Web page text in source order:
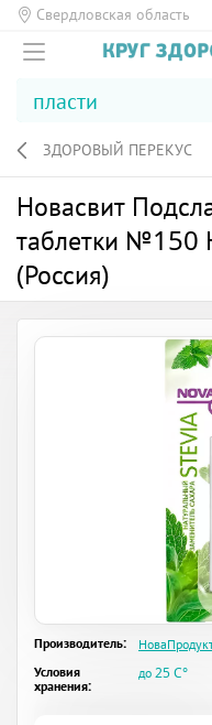
Свердловская область
ЗДОРОВЫЙ ПЕРЕКУС
Новасвит
таблетки №150
(Россия)
Производитель:
Условия
хранения:
до 25 C°